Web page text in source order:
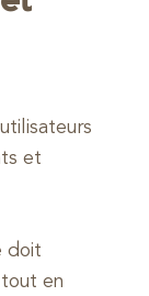
et
doit
tout en